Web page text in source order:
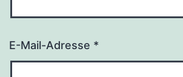
E-Mail-Adresse *